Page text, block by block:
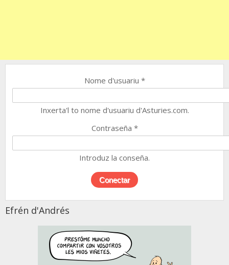
Nome d'usuariu *
Inxerta'l to nome d'usuariu d'Asturies.com.
Contraseña *
Introduz la conseña.
Efrén d'Andrés